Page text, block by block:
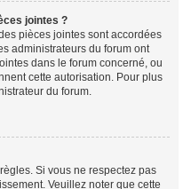
jointes ?
pièces jointes sont accordées
administrateurs du forum ont
dans le forum concerné, ou
cette autorisation. Pour plus
du forum.
Si vous ne respectez pas
Veuillez noter que cette